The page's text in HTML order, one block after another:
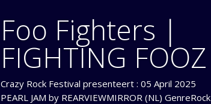
Foo Fighters |
FIGHTING FOOZ
Crazy Rock Festival presenteert : 05 April 2025
PEARL JAM by REARVIEWMIRROR (NL) GenreRock